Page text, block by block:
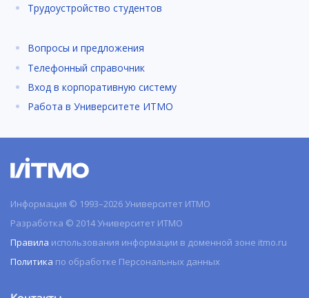
Трудоустройство студентов
Вопросы и предложения
Телефонный справочник
Вход в корпоративную систему
Работа в Университете ИТМО
Информация © 1993–2026 Университет ИТМО
Разработка © 2014 Университет ИТМО
Правила использования информации в доменной зоне itmo.ru
Политика по обработке Персональных данных